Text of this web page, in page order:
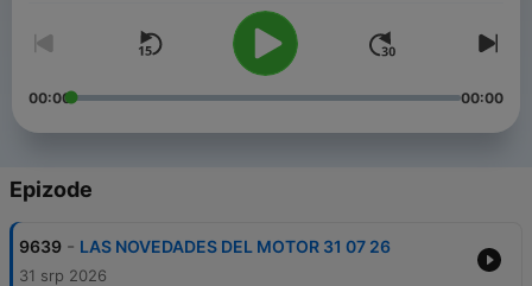
fresco, cercano y con todo lo que interesa al oyente como
protagonista. Bienvenidos al Norte, el programa líder de la
00:00 00:00
Epizode
9639 - LAS NOVEDADES DEL MOTOR 31 07 26
31 srp 2026